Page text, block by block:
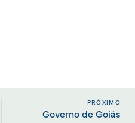
PRÓXIMO
Governo de Goiás